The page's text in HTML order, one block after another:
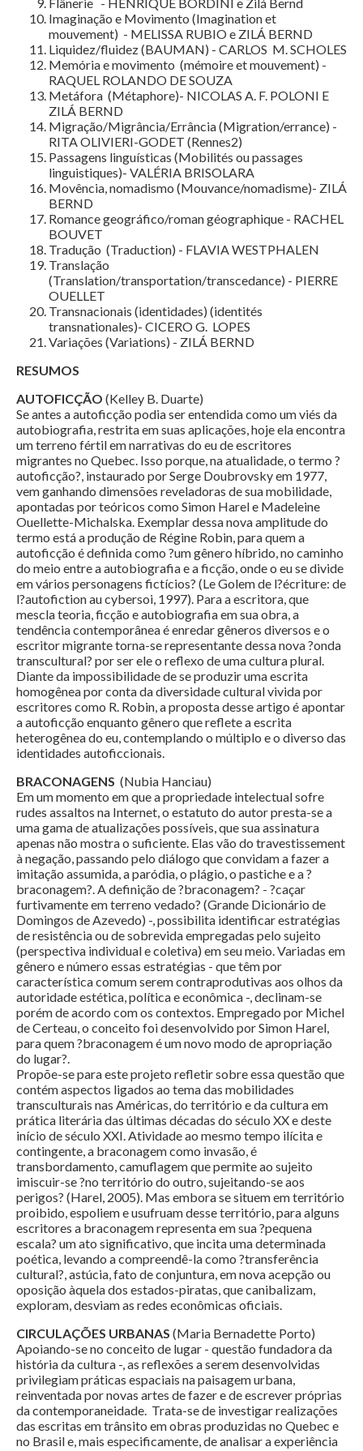
Imaginação e Movimento (Imagination et
mouvement) - MELISSA RUBIO e ZILÁ BERND
Liquidez/fluidez (BAUMAN) - CARLOS M. SCHOLES
Memória e movimento (mémoire et mouvement) -
RAQUEL ROLANDO DE SOUZA
Metáfora (Métaphore)- NICOLAS A. F. POLONI E
ZILÁ BERND
Migração/Migrância/Errância (Migration/errance) -
RITA OLIVIERI-GODET (Rennes2)
Passagens linguísticas (Mobilités ou passages
linguistiques)- VALÉRIA BRISOLARA
Movência, nomadismo (Mouvance/nomadisme)- ZILÁ
BERND
Romance geográfico/roman géographique - RACHEL
BOUVET
Tradução (Traduction) - FLAVIA WESTPHALEN
Translação
(Translation/transportation/transcedance) - PIERRE
OUELLET
Transnacionais (identidades) (identités
transnationales)- CICERO G. LOPES
Variações (Variations) - ZILÁ BERND
RESUMOS
AUTOFICÇÃO (Kelley B. Duarte)
Se antes a autoficção podia ser entendida como um viés da
autobiografia, restrita em suas aplicações, hoje ela encontra
um terreno fértil em narrativas do eu de escritores
migrantes no Quebec. Isso porque, na atualidade, o termo ?
autoficção?, instaurado por Serge Doubrovsky em 1977,
vem ganhando dimensões reveladoras de sua mobilidade,
apontadas por teóricos como Simon Harel e Madeleine
Ouellette-Michalska. Exemplar dessa nova amplitude do
termo está a produção de Régine Robin, para quem a
autoficção é definida como ?um gênero híbrido, no caminho
do meio entre a autobiografia e a ficção, onde o eu se divide
em vários personagens fictícios? (Le Golem de l?écriture: de
l?autofiction au cybersoi, 1997). Para a escritora, que
mescla teoria, ficção e autobiografia em sua obra, a
tendência contemporânea é enredar gêneros diversos e o
escritor migrante torna-se representante dessa nova ?onda
transcultural? por ser ele o reflexo de uma cultura plural.
Diante da impossibilidade de se produzir uma escrita
homogênea por conta da diversidade cultural vivida por
escritores como R. Robin, a proposta desse artigo é apontar
a autoficção enquanto gênero que reflete a escrita
heterogênea do eu, contemplando o múltiplo e o diverso das
identidades autoficcionais.
BRACONAGENS (Nubia Hanciau)
Em um momento em que a propriedade intelectual sofre
rudes assaltos na Internet, o estatuto do autor presta-se a
uma gama de atualizações possíveis, que sua assinatura
apenas não mostra o suficiente. Elas vão do travestissement
à negação, passando pelo diálogo que convidam a fazer a
imitação assumida, a paródia, o plágio, o pastiche e a ?
braconagem?. A definição de ?braconagem? - ?caçar
furtivamente em terreno vedado? (Grande Dicionário de
Domingos de Azevedo) -, possibilita identificar estratégias
de resistência ou de sobrevida empregadas pelo sujeito
(perspectiva individual e coletiva) em seu meio. Variadas em
gênero e número essas estratégias - que têm por
característica comum serem contraprodutivas aos olhos da
autoridade estética, política e econômica -, declinam-se
porém de acordo com os contextos. Empregado por Michel
de Certeau, o conceito foi desenvolvido por Simon Harel,
para quem ?braconagem é um novo modo de apropriação
do lugar?.
Propõe-se para este projeto refletir sobre essa questão que
contém aspectos ligados ao tema das mobilidades
transculturais nas Américas, do território e da cultura em
prática literária das últimas décadas do século XX e deste
início de século XXI. Atividade ao mesmo tempo ilícita e
contingente, a braconagem como invasão, é
transbordamento, camuflagem que permite ao sujeito
imiscuir-se ?no território do outro, sujeitando-se aos
perigos? (Harel, 2005). Mas embora se situem em território
proibido, espoliem e usufruam desse território, para alguns
escritores a braconagem representa em sua ?pequena
escala? um ato significativo, que incita uma determinada
poética, levando a compreendê-la como ?transferência
cultural?, astúcia, fato de conjuntura, em nova acepção ou
oposição àquela dos estados-piratas, que canibalizam,
exploram, desviam as redes econômicas oficiais.
CIRCULAÇÕES URBANAS (Maria Bernadette Porto)
Apoiando-se no conceito de lugar - questão fundadora da
história da cultura -, as reflexões a serem desenvolvidas
privilegiam práticas espaciais na paisagem urbana,
reinventada por novas artes de fazer e de escrever próprias
da contemporaneidade. Trata-se de investigar realizações
das escritas em trânsito em obras produzidas no Quebec e
no Brasil e, mais especificamente, de analisar a experiência